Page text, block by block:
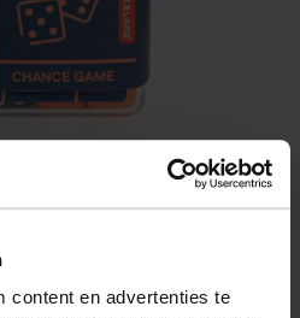
content en advertenties te